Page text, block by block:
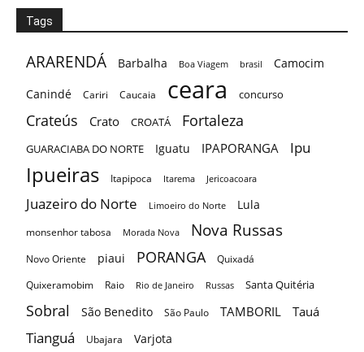
Tags
ARARENDÁ Barbalha Boa Viagem brasil
Camocim
Canindé
Cariri Caucaia ceara concurso
Crateús Crato CROATÁ Fortaleza
GUARACIABA DO NORTE Iguatu IPAPORANGA Ipu
Ipueiras Itapipoca Itarema Jericoacoara
Juazeiro do Norte Limoeiro do Norte Lula
monsenhor tabosa Morada Nova Nova Russas
Novo Oriente piaui PORANGA
Quixadá
Quixeramobim
Raio Rio de Janeiro Russas Santa Quitéria
Sobral São Benedito São Paulo TAMBORIL Tauá
Tianguá Ubajara Varjota